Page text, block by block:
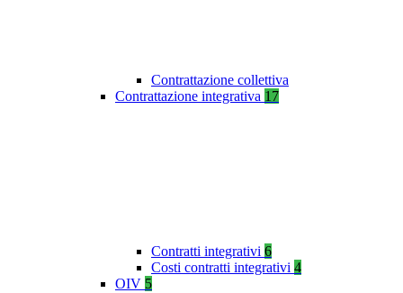
Contrattazione collettiva
Contrattazione integrativa 17
Contratti integrativi 6
Costi contratti integrativi 4
OIV 5